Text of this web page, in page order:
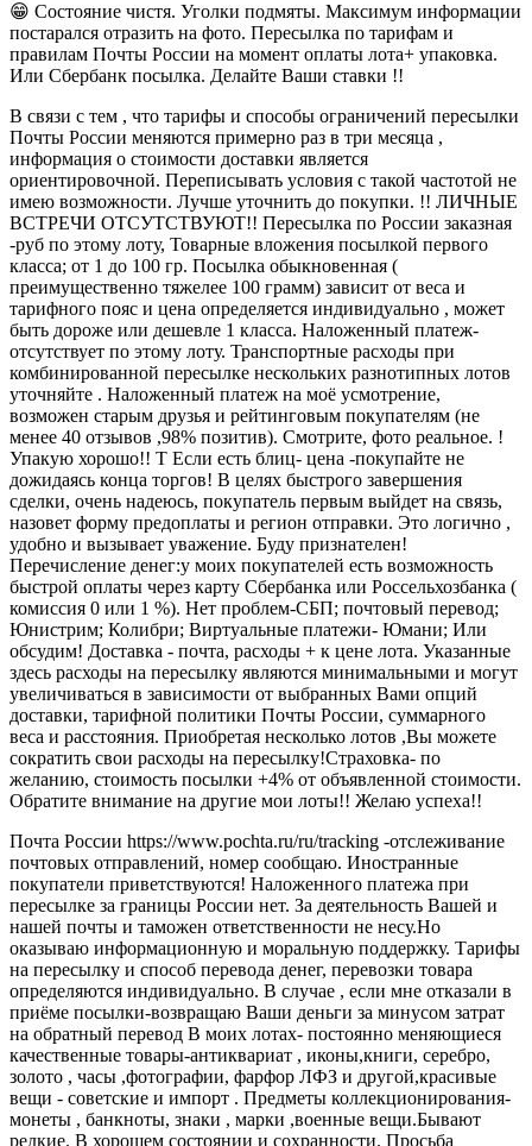
😁 Состояние чистя. Уголки подмяты. Максимум информации
постарался отразить на фото. Пересылка по тарифам и
правилам Почты России на момент оплаты лота+ упаковка.
Или Сбербанк посылка. Делайте Ваши ставки !!
В связи с тем , что тарифы и способы ограничений пересылки
Почты России меняются примерно раз в три месяца ,
информация о стоимости доставки является
ориентировочной. Переписывать условия с такой частотой не
имею возможности. Лучше уточнить до покупки. !! ЛИЧНЫЕ
ВСТРЕЧИ ОТСУТСТВУЮТ!! Пересылка по России заказная
-руб по этому лоту, Товарные вложения посылкой первого
класса; от 1 до 100 гр. Посылка обыкновенная (
преимущественно тяжелее 100 грамм) зависит от веса и
тарифного пояс и цена определяется индивидуально , может
быть дороже или дешевле 1 класса. Наложенный платеж-
отсутствует по этому лоту. Транспортные расходы при
комбинированной пересылке нескольких разнотипных лотов
уточняйте . Наложенный платеж на моё усмотрение,
возможен старым друзья и рейтинговым покупателям (не
менее 40 отзывов ,98% позитив). Смотрите, фото реальное. !
Упакую хорошо!! Т Если есть блиц- цена -покупайте не
дожидаясь конца торгов! В целях быстрого завершения
сделки, очень надеюсь, покупатель первым выйдет на связь,
назовет форму предоплаты и регион отправки. Это логично ,
удобно и вызывает уважение. Буду признателен!
Перечисление денег:у моих покупателей есть возможность
быстрой оплаты через карту Сбербанка или Россельхозбанка (
комиссия 0 или 1 %). Нет проблем-СБП; почтовый перевод;
Юнистрим; Колибри; Виртуальные платежи- Юмани; Или
обсудим! Доставка - почта, расходы + к цене лота. Указанные
здесь расходы на пересылку являются минимальными и могут
увеличиваться в зависимости от выбранных Вами опций
доставки, тарифной политики Почты России, суммарного
веса и расстояния. Приобретая несколько лотов ,Вы можете
сократить свои расходы на пересылку!Страховка- по
желанию, стоимость посылки +4% от объявленной стоимости.
Обратите внимание на другие мои лоты!! Желаю успеха!!
Почта России https://www.pochta.ru/ru/tracking -отслеживание
почтовых отправлений, номер сообщаю. Иностранные
покупатели приветствуются! Наложенного платежа при
пересылке за границы России нет. За деятельность Вашей и
нашей почты и таможен ответственности не несу.Но
оказываю информационную и моральную поддержку. Тарифы
на пересылку и способ перевода денег, перевозки товара
определяются индивидуально. В случае , если мне отказали в
приёме посылки-возвращаю Ваши деньги за минусом затрат
на обратный перевод В моих лотах- постоянно меняющиеся
качественные товары-антиквариат , иконы,книги, серебро,
золото , часы ,фотографии, фарфор ЛФЗ и другой,красивые
вещи - советские и импорт . Предметы коллекционирования-
монеты , банкноты, знаки , марки ,военные вещи.Бывают
редкие. В хорошем состоянии и сохранности. Просьба